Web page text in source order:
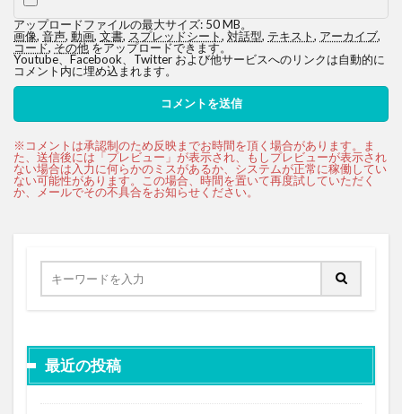
アップロードファイルの最大サイズ: 50 MB。
画像, 音声, 動画, 文書, スプレッドシート, 対話型, テキスト, アーカイブ,
コード,その他をアップロードできます。
Youtube、Facebook、Twitter および他サービスへのリンクは自動的に
コメント内に埋め込まれます。
最近の投稿